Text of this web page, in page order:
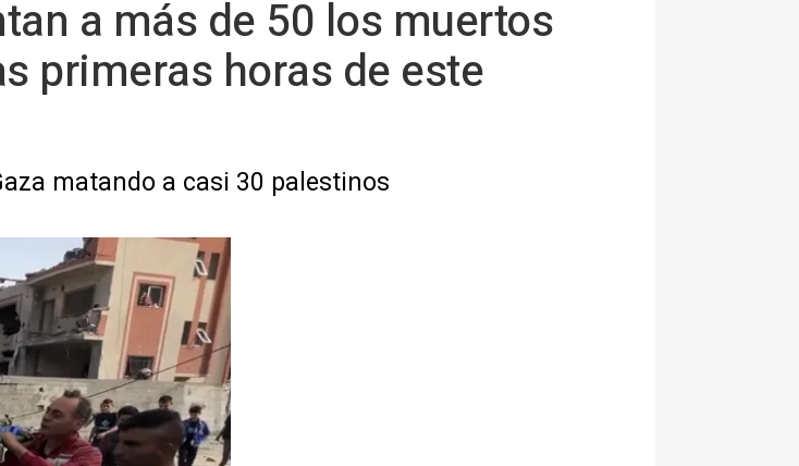
a más de 50 los muertos
primeras horas de este
matando a casi 30 palestinos